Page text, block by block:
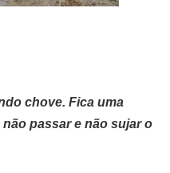
chove. Fica uma
passar e não sujar o